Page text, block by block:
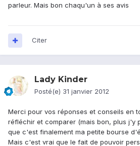
parleur. Mais bon chaqu'un à ses avis
Citer
Lady Kinder
Posté(e) 31 janvier 2012
Merci pour vos réponses et conseils en
réfléchir et comparer (mais bon, plus j'y
que c'est finalement ma petite bourse
Mais c'est vrai que le fait de pouvoir